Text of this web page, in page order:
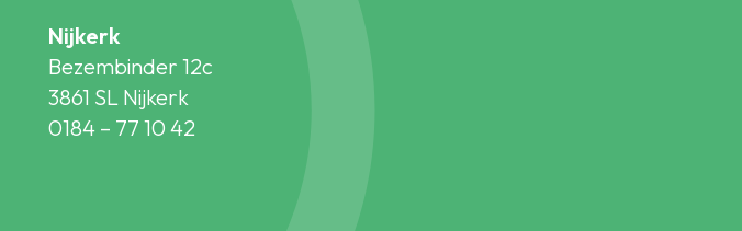
Nijkerk
Bezembinder 12c
3861 SL Nijkerk
0184 – 77 10 42